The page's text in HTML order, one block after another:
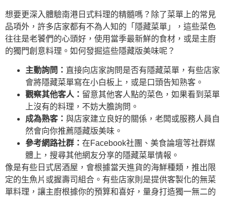
想要更深入體驗南港日式料理的精髓嗎？除了菜單上的常見
品項外，許多店家都有不為人知的「隱藏菜單」，這些菜色
往往是老饕們的心頭好，使用當季最新鮮的食材，或是主廚
的獨門創意料理。如何發掘這些隱藏版美味呢？
主動詢問： 直接向店家詢問是否有隱藏菜單，有些店家
會將隱藏菜單寫在小白板上，或是口頭告知熟客。
觀察其他客人： 留意其他客人點的菜色，如果看到菜單
上沒有的料理，不妨大膽詢問。
成為熟客： 與店家建立良好的關係，老闆或服務人員自
然會向你推薦隱藏版美味。
參考網路社群： 在Facebook社團、美食論壇等社群媒
體上，搜尋其他網友分享的隱藏菜單情報。
像是有些日式居酒屋，會根據當天進貨的海鮮種類，推出限
定的生魚片或握壽司組合。有些店家則是提供客製化的無菜
單料理，讓主廚根據你的預算和喜好，量身打造獨一無二的